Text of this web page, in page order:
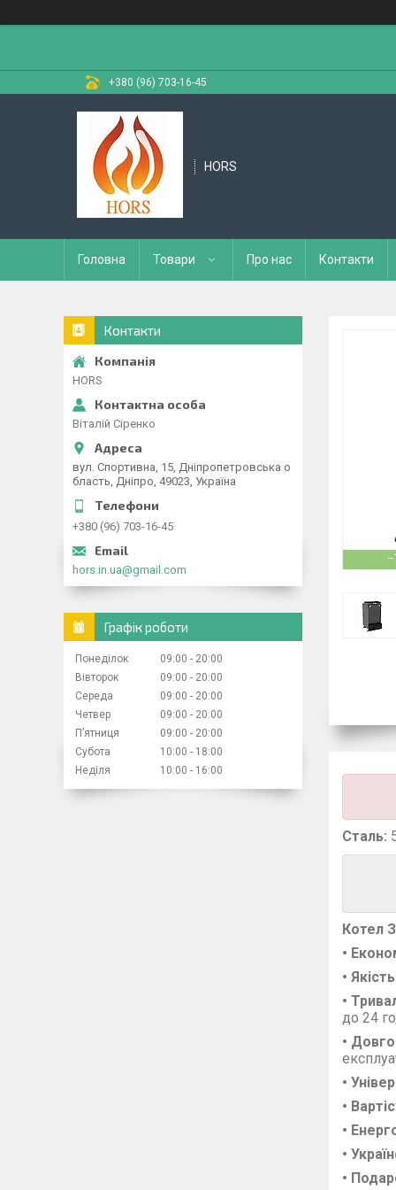
+380 (96) 703-16-45
HORS
Головна Товари Про нас Контакти
Сталь:
Котел
•
• Якість
•
до 24
•
•
•
•
•
•
Контакти
HORS
Віталій Сіренко
вул. Спортивна, 15, Дніпропетровська о
бласть, Дніпро, 49023, Україна
+380 (96) 703-16-45
hors.in.ua@gmail.com
Графік роботи
Понеділок 09:00
20:00
Вівторок
09:00
20:00
Середа
09:00
20:00
Четвер
09:00
20:00
Пʼятниця
09:00
20:00
Субота
10:00
18:00
Неділя
10:00 16:00